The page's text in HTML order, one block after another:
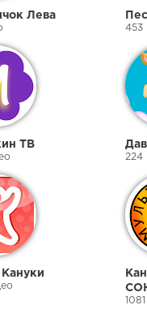
Лева
453
ТВ
224
Кануки